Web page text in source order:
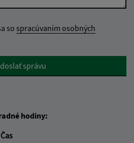
so spracúvaním osobných
správu
hodiny:
Čas